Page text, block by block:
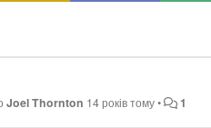
Joel Thornton 14 років тому• 1